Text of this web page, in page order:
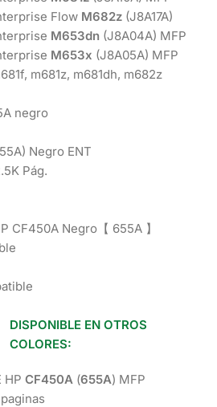
Flow M682z (J8A17A)
M653dn (J8A04A) MFP
M653x (J8A05A) MFP
m681z, m681dh, m682z
negro
Negro ENT
Pág.
CF450A Negro【 655A 】
DISPONIBLE EN OTROS
COLORES:
HP CF450A (655A) MFP